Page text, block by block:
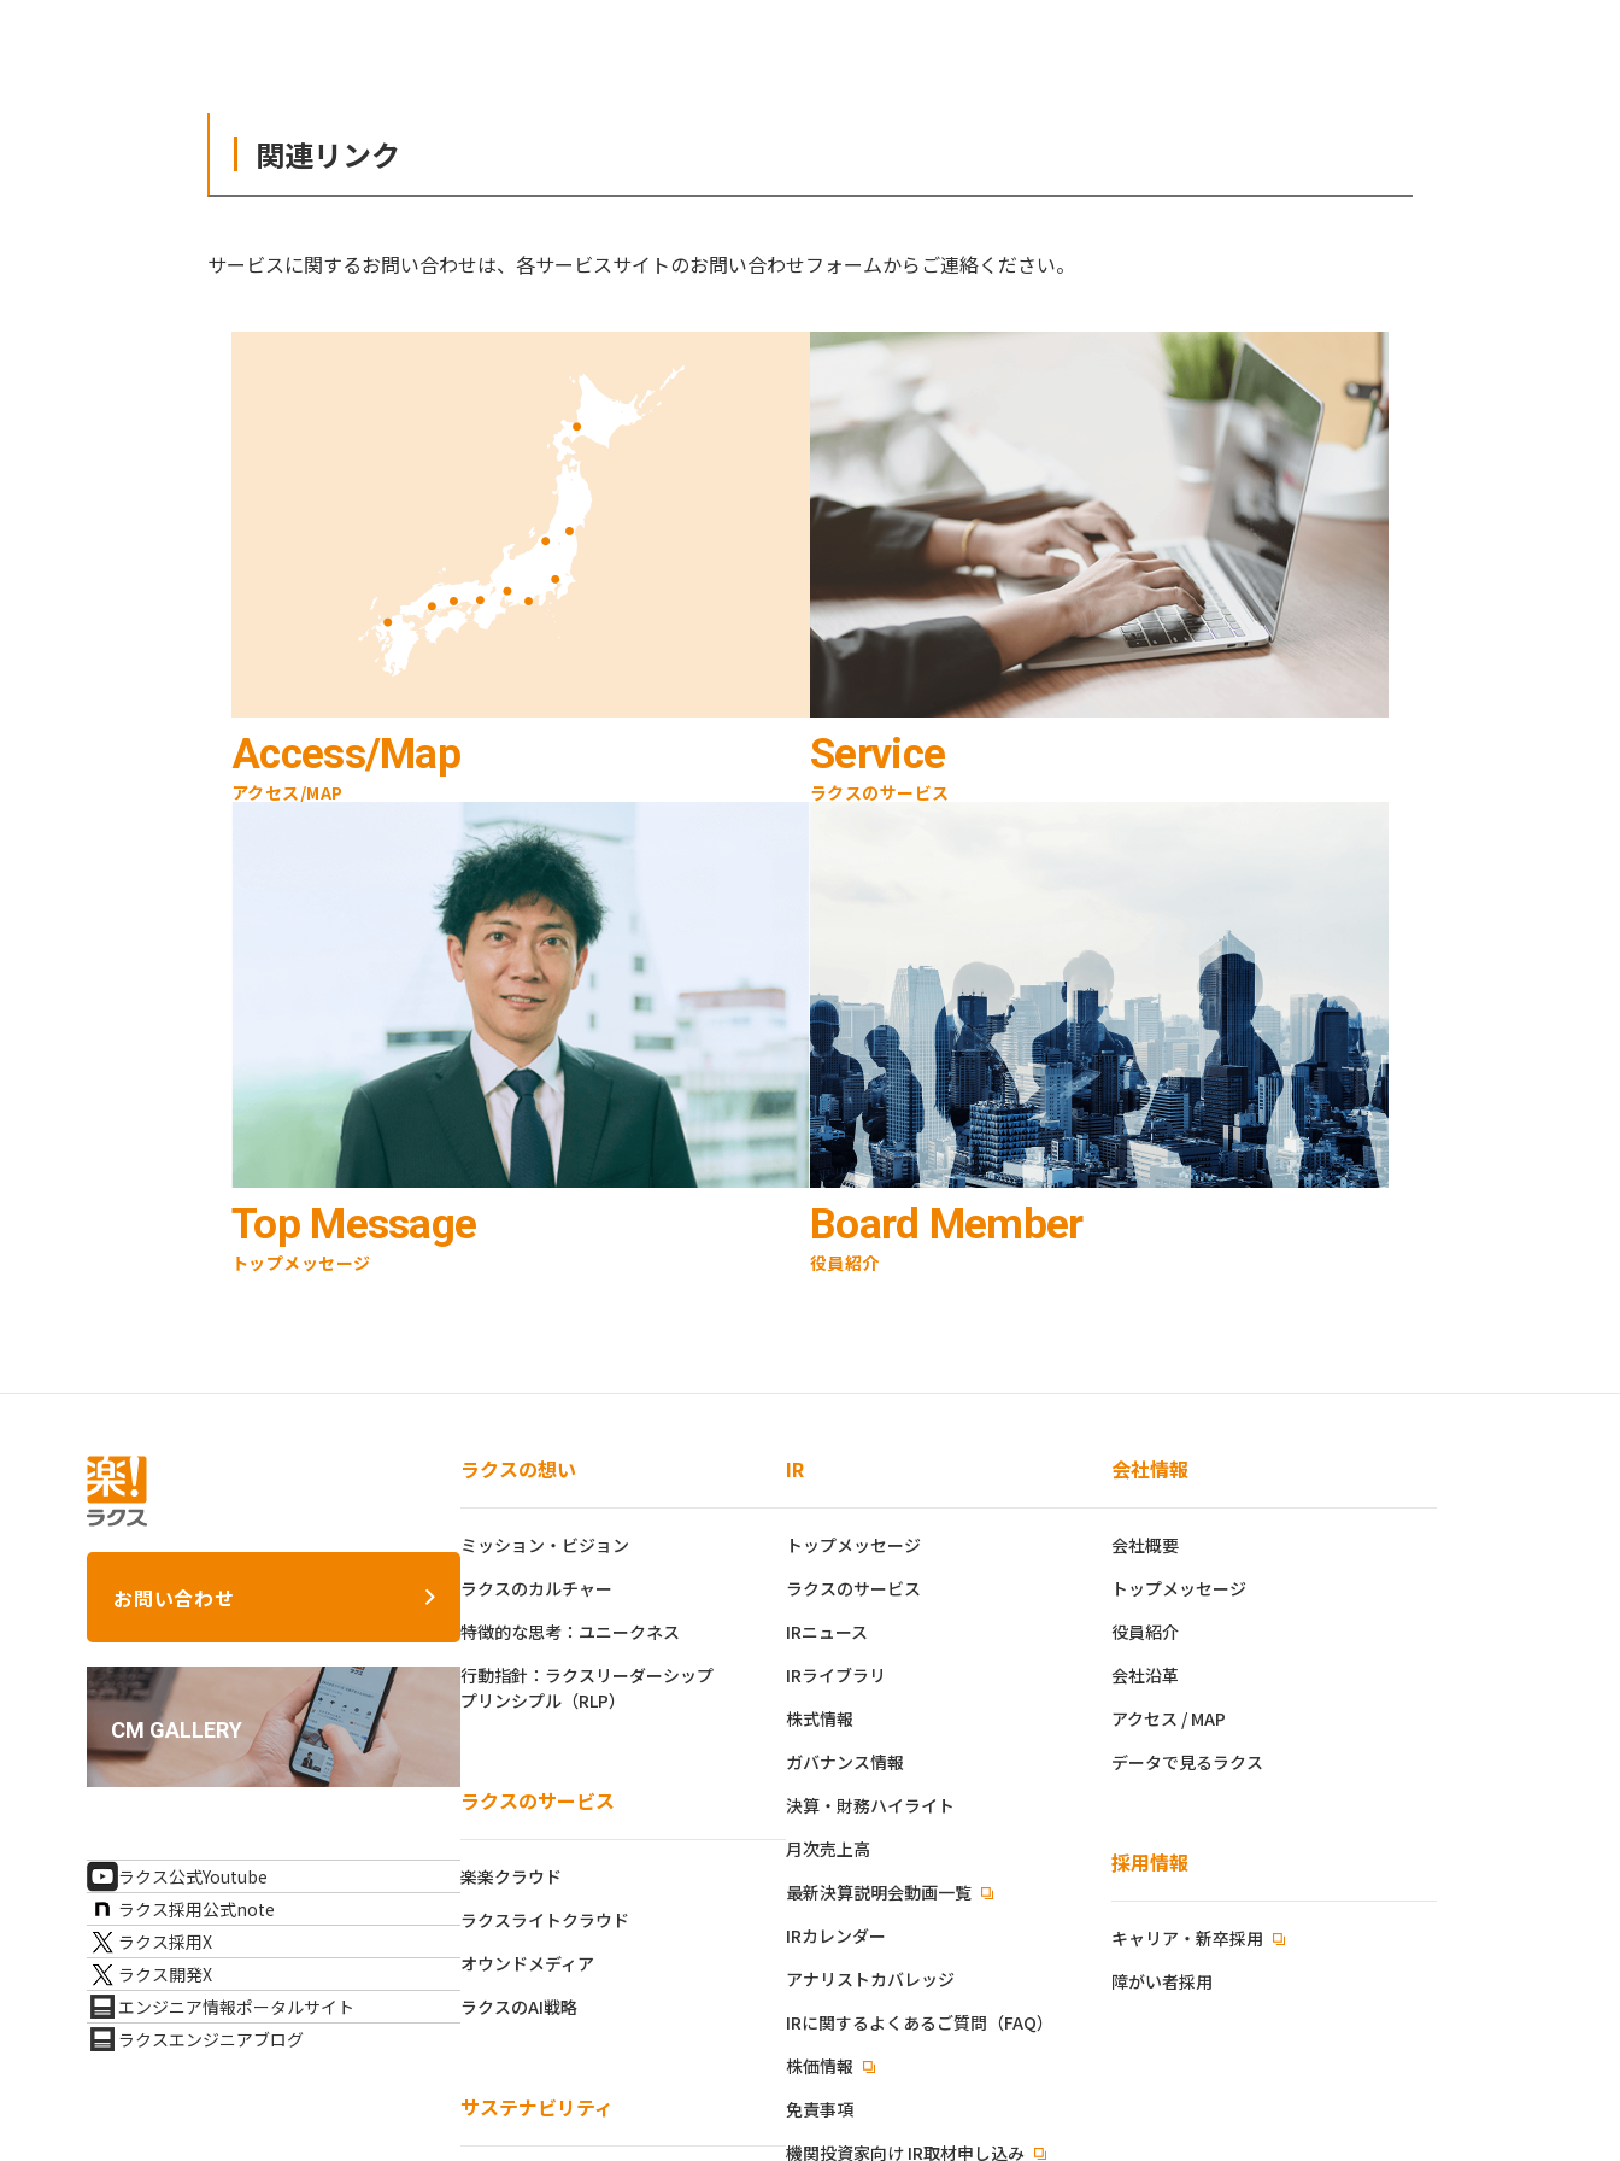
関連リンク
サービスに関するお問い合わせは、各サービスサイトのお問い合わせフォームからご連絡ください。
Access/Map
アクセス/MAP
Service
ラクスのサービス
Top Message
トップメッセージ
Board Member
役員紹介
お問い合わせ
ラクス公式Youtube
ラクス採用公式note
ラクス採用X
ラクス開発X
エンジニア情報ポータルサイト
ラクスエンジニアブログ
ラクスの想い
ミッション・ビジョン
ラクスのカルチャー
特徴的な思考：ユニークネス
行動指針：ラクスリーダーシップ
プリンシプル（RLP）
ラクスのサービス
楽楽クラウド
ラクスライトクラウド
オウンドメディア
ラクスのAI戦略
サステナビリティ
IR
トップメッセージ
ラクスのサービス
IRニュース
IRライブラリ
株式情報
ガバナンス情報
決算・財務ハイライト
月次売上高
最新決算説明会動画一覧
IRカレンダー
アナリストカバレッジ
IRに関するよくあるご質問（FAQ）
株価情報
免責事項
機関投資家向け IR取材申し込み
会社情報
会社概要
トップメッセージ
役員紹介
会社沿革
アクセス / MAP
データで見るラクス
採用情報
キャリア・新卒採用
障がい者採用